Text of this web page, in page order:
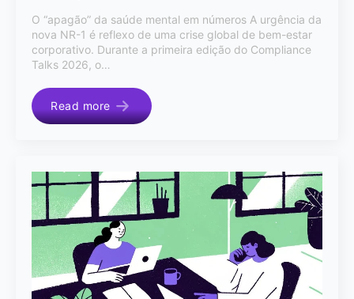
O “apagão” da saúde mental em números A urgência da
nova NR-1 é reflexo de uma crise global de bem-estar
corporativo. Durante a primeira edição do Compliance
Talks 2026, o…
Read more